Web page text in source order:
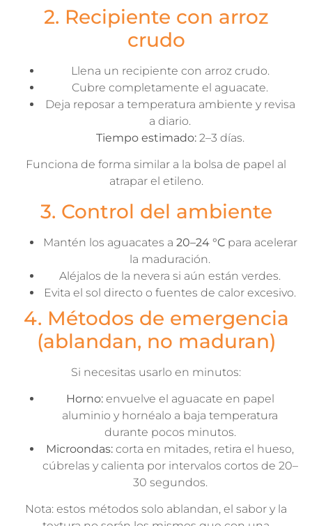
2. Recipiente con arroz
crudo
Llena un recipiente con arroz crudo.
Cubre completamente el aguacate.
Deja reposar a temperatura ambiente y revisa
a diario.
Tiempo estimado:2–3 días.
Funciona de forma similar a la bolsa de papel al
atrapar el etileno.
3. Control del ambiente
Mantén los aguacates a 20–24 °Cpara acelerar
la maduración.
Aléjalos de la nevera si aún están verdes.
Evita el sol directo o fuentes de calor excesivo.
4. Métodos de emergencia
(ablandan, no maduran)
Si necesitas usarlo en minutos:
Horno:envuelve el aguacate en papel
aluminio y hornéalo a baja temperatura
durante pocos minutos.
Microondas: corta en mitades, retira el hueso,
cúbrelas y calienta por intervalos cortos de 20–
30 segundos.
Nota: estos métodos solo ablandan, el sabor y la